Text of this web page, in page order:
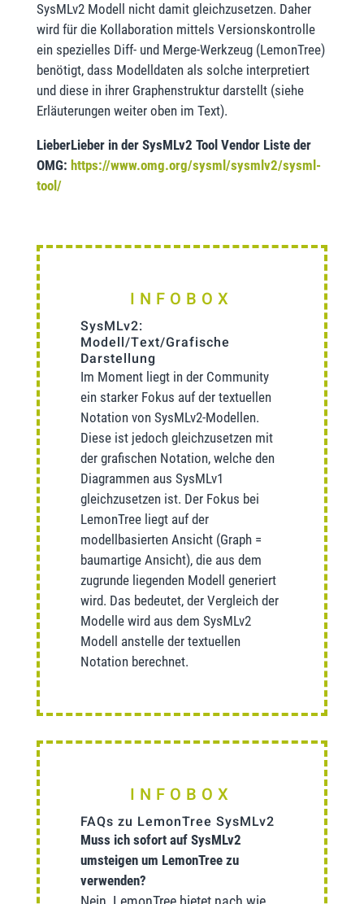
SysMLv2 Modell nicht damit gleichzusetzen. Daher
wird für die Kollaboration mittels Versionskontrolle
ein spezielles Diff- und Merge-Werkzeug (LemonTree)
benötigt, dass Modelldaten als solche interpretiert
und diese in ihrer Graphenstruktur darstellt (siehe
Erläuterungen weiter oben im Text).
LieberLieber in der SysMLv2 Tool Vendor Liste der
OMG: https://www.omg.org/sysml/sysmlv2/sysml-
tool/
INFOBOX
SysMLv2:
Modell/Text/Grafische
Darstellung
Im Moment liegt in der Community
ein starker Fokus auf der textuellen
Notation von SysMLv2-Modellen.
Diese ist jedoch gleichzusetzen mit
der grafischen Notation, welche den
Diagrammen aus SysMLv1
gleichzusetzen ist. Der Fokus bei
LemonTree liegt auf der
modellbasierten Ansicht (Graph =
baumartige Ansicht), die aus dem
zugrunde liegenden Modell generiert
wird. Das bedeutet, der Vergleich der
Modelle wird aus dem SysMLv2
Modell anstelle der textuellen
Notation berechnet.
INFOBOX
FAQs zu LemonTree SysMLv2
Muss ich sofort auf SysMLv2
umsteigen um LemonTree zu
verwenden?